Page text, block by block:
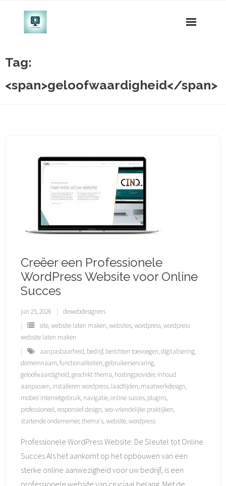
Tag:
<span>geloofwaardigheid</span>
Creëer een Professionele
WordPress Website voor Online
Succes
jun 25, 2026
dewebdesigners
site,website laten maken,websites,wordpress,wordpress
website laten maken
aanpasbaarheid, bedrijf, berichten toevoegen,digitalisering,
domeinnaam,functionaliteiten,gebruikerservaring,
geloofwaardigheid,geschikt thema, hostingprovider, inhoud
aanpassen, installeren wordpress, laadtijden, maatwerkdesign,
mobiel internetgebruik, navigatie,online succes, plugins,
professioneel, responsief design, seo-vriendelijke praktijken,
startende ondernemer,thema's,website,wordpress
Professionele WordPress Website: De Sleutel tot Online
Succes Als het aankomt op het opbouwen van een
sterke online aanwezigheid voor uw bedrijf, is een
professionele website van cruciaal belang. Met de